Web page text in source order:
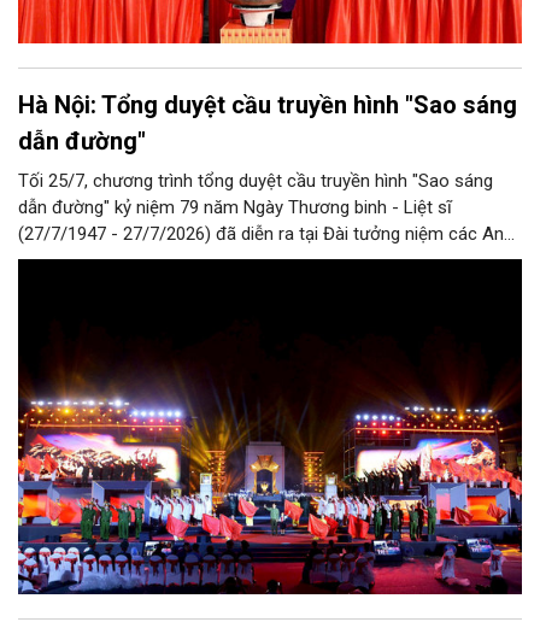
Hà Nội: Tổng duyệt cầu truyền hình "Sao sáng
dẫn đường"
Tối 25/7, chương trình tổng duyệt cầu truyền hình "Sao sáng
dẫn đường" kỷ niệm 79 năm Ngày Thương binh - Liệt sĩ
(27/7/1947 - 27/7/2026) đã diễn ra tại Đài tưởng niệm các Anh
hùng liệt sĩ trên đường Bắc Sơn (Hà Nội).